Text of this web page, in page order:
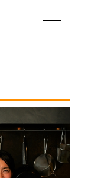
MENU